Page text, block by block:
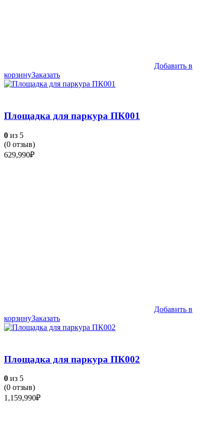
Добавить в
корзинуЗаказать
Площадка для паркура ПК001
0 из 5
(0 отзыв)
629,990₽
Добавить в
корзинуЗаказать
Площадка для паркура ПК002
0 из 5
(0 отзыв)
1,159,990₽